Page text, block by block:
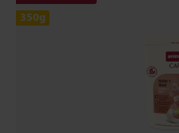
350g